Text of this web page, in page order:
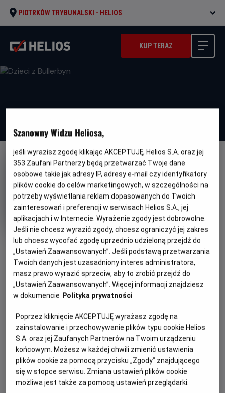
PIOTRKÓW TRYBUNALSKI - HELIOS
KUP TERAZ
LEKTOR
OBSERWUJ
Dzieci z Bullerbyn
Gatunek
Przygodowy / Familijny
Minimalny
wiek
Od 6 lat
Czas
trwania
90 min
Kraj
i
rok
produkcji
Szwecja (1986)
PREMIERA
8 lipca 2023
Lasse Hallström
WIĘCEJ SZCZEGÓŁÓW
Bullerbyn to maleńka wioska w Szwecji składająca się tylko
z trzech zagród. Mieszka tam sześcioro dzieci, które dzięki
swojej pomysłowości przeżywają na co dzień niesamowite
przygody i nigdy się nie nudzą. Każde z nich ma głowę
pełną niezwykłych pomysłów na to, jak spędzić wakacje w
Szanowny Widzu Heliosa,
jeśli wyrazisz zgodę klikając AKCEPTUJĘ, Helios S.A. oraz jej
353 Zaufani Partnerzy będą przetwarzać Twoje dane
osobowe takie jak adresy IP, adresy e-mail czy identyfikatory
plików cookie do celów marketingowych, w szczególności na
potrzeby wyświetlania reklam dopasowanych do Twoich
zainteresowań i preferencji w serwisach Helios S.A., jej
aplikacjach i w Internecie. Wyrażenie zgody jest dobrowolne.
Jeśli nie chcesz wyrazić zgody, chcesz ograniczyć jej zakres
lub chcesz wycofać zgodę uprzednio udzieloną przejdź do
„Ustawień Zaawansowanych”. Jeśli podstawą przetwarzania
Twoich danych jest uzasadniony interes administratora,
masz prawo wyrazić sprzeciw, aby to zrobić przejdź do
„Ustawień Zaawansowanych”. Więcej informacji znajdziesz
w dokumencie Polityka prywatności
Poprzez kliknięcie AKCEPTUJĘ wyrażasz zgodę na
zainstalowanie i przechowywanie plików typu cookie Helios
S.A. oraz jej Zaufanych Partnerów na Twoim urządzeniu
końcowym. Możesz w każdej chwili zmienić ustawienia
plików cookie za pomocą przycisku „Zgody” znajdującego
się w stopce serwisu. Zmiana ustawień plików cookie
możliwa jest także za pomocą ustawień przeglądarki.